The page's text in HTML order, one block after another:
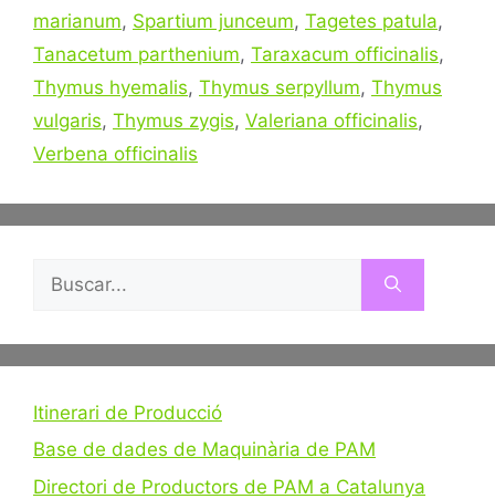
marianum, Spartium junceum, Tagetes patula,
Tanacetum parthenium, Taraxacum officinalis,
Thymus hyemalis, Thymus serpyllum, Thymus
vulgaris, Thymus zygis, Valeriana officinalis,
Verbena officinalis
Itinerari de Producció
Base de dades de Maquinària de PAM
Directori de Productors de PAM a Catalunya